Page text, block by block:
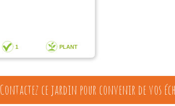
1 PLANT
Contactez ce jardin pour convenir de vos